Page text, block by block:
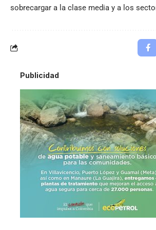
sobrecargar a la clase media y a los
Publicidad